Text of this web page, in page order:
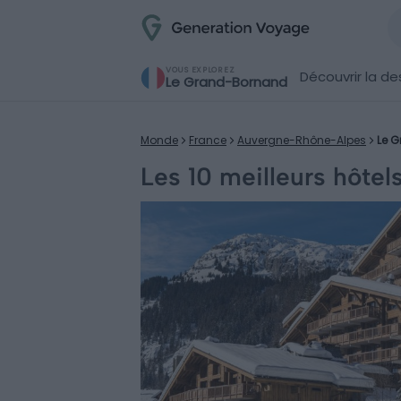
VOUS EXPLOREZ
Le Grand-Bornand Découvrir la
Monde France Auvergne-Rhône-Alpes Le
Les 10 meilleurs